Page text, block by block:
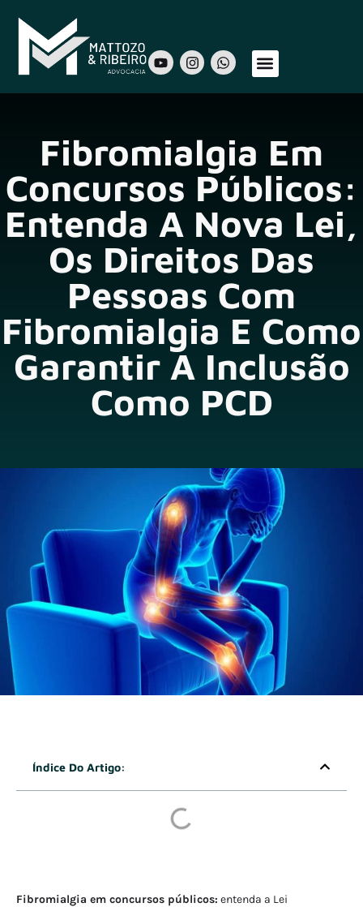
Fibromialgia Em
Concursos Públicos:
Entenda A Nova Lei,
Os Direitos Das
Pessoas Com
Fibromialgia E Como
Garantir A Inclusão
Como PCD
Índice Do Artigo:
Fibromialgia em concursos públicos: entenda a Lei